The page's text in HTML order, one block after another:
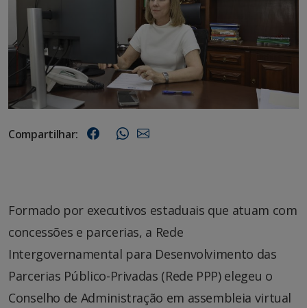
Compartilhar:
Formado por executivos estaduais que atuam com
concessões e parcerias, a Rede
Intergovernamental para Desenvolvimento das
Parcerias Público-Privadas (Rede PPP) elegeu o
Conselho de Administração em assembleia virtual